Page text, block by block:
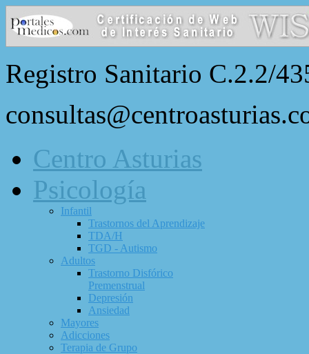
Registro Sanitario C.2.2/
Centro Asturias
Psicología
Infantil
Trastornos del Aprendizaje
TDA/H
TGD - Autismo
Adultos
Trastorno Disfórico
Premenstrual
Depresión
Ansiedad
Mayores
Adicciones
Terapia de Grupo